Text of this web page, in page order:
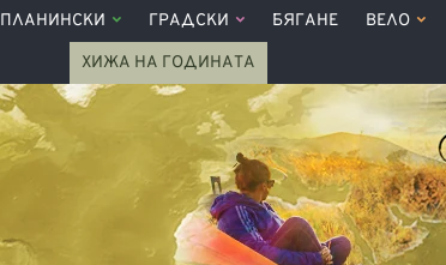
ПЛАНИНСКИ ГРАДСКИ БЯГАНЕ ВЕЛО
ХИЖА НА ГОДИНАТА